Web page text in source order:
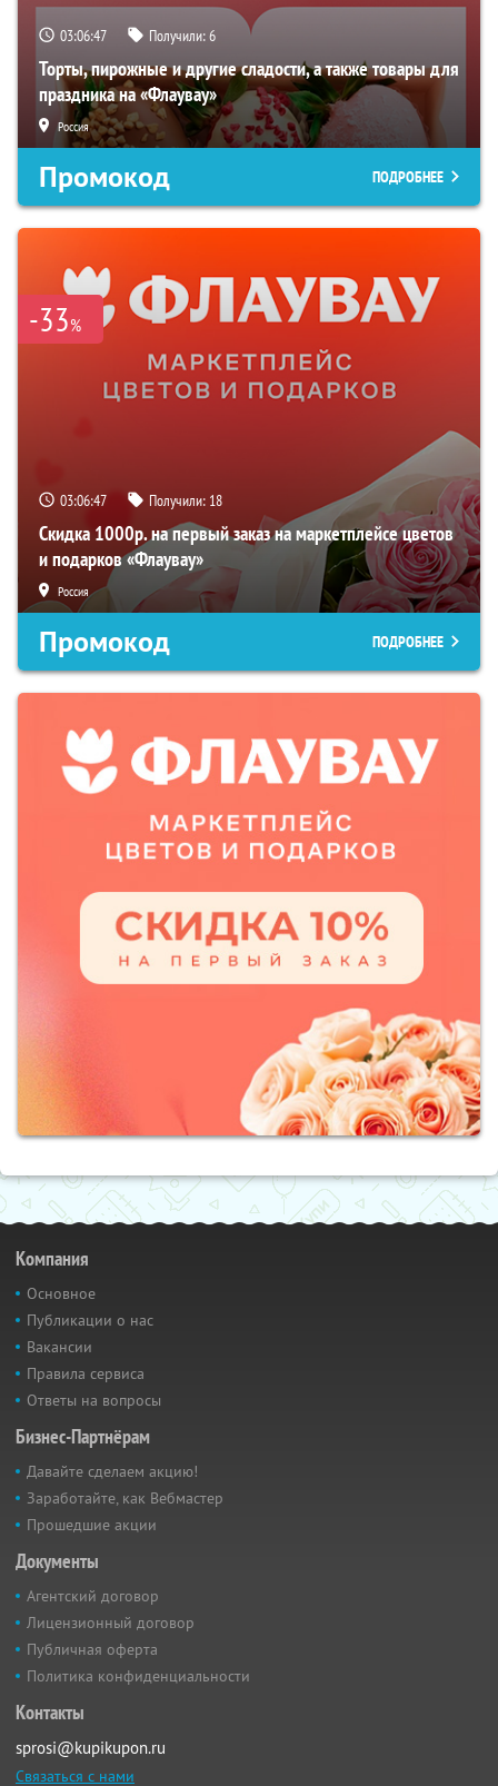
03:06:46 Получили:6
Торты, пирожные и другие сладости, а также товары для
праздника на «Флаувау»
Россия
Промокод ПОДРОБНЕЕ
-33%
03:06:46 Получили: 18
Скидка 1000р. на первый заказ на маркетплейсе цветов
и подарков «Флаувау»
Россия
Промокод ПОДРОБНЕЕ
Компания
Основное
Публикации о нас
Вакансии
Правила сервиса
Ответы на вопросы
Бизнес-Партнёрам
Давайте сделаем акцию!
Заработайте, как Вебмастер
Прошедшие акции
Документы
Агентский договор
Лицензионный договор
Публичная оферта
Политика конфиденциальности
Контакты
sprosi@kupikupon.ru
Связаться с нами